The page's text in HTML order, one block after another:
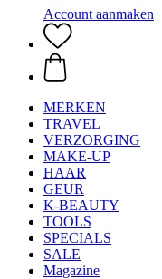
Account aanmaken
MERKEN
TRAVEL
VERZORGING
MAKE-UP
HAAR
GEUR
K-BEAUTY
TOOLS
SPECIALS
SALE
Magazine